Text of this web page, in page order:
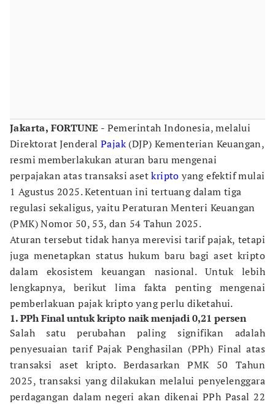
Jakarta, FORTUNE - Pemerintah Indonesia, melalui
Direktorat Jenderal Pajak(DJP) Kementerian Keuangan,
resmi memberlakukan aturan baru mengenai
perpajakan atas transaksi asetkripto yang efektif mulai
1 Agustus 2025. Ketentuan ini tertuang dalam tiga
regulasi sekaligus, yaitu Peraturan Menteri Keuangan
(PMK) Nomor 50, 53, dan 54 Tahun 2025.
Aturan tersebut tidak hanya merevisi tarif pajak, tetapi
juga menetapkan status hukum baru bagi aset kripto
dalam ekosistem keuangan nasional. Untuk lebih
lengkapnya, berikut lima fakta penting mengenai
pemberlakuan pajak kripto yang perlu diketahui.
1. PPh Final untuk kripto naik menjadi 0,21 persen
Salah satu perubahan paling signifikan adalah
penyesuaian tarif Pajak Penghasilan (PPh) Final atas
transaksi aset kripto. Berdasarkan PMK 50 Tahun
2025, transaksi yang dilakukan melalui penyelenggara
perdagangan dalam negeri akan dikenai PPh Pasal 22